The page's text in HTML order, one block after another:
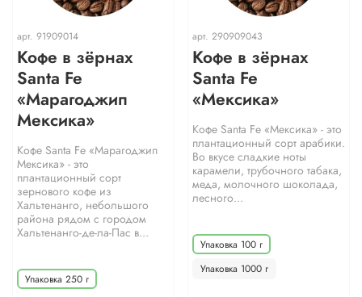
арт. 91909014
Кофе в зёрнах
Santa Fe
«Марагоджип
Мексика»
Кофе Santa Fe «Марагоджип
Мексика» - это
плантационный сорт
зернового кофе из
Хальтенанго, небольшого
района рядом с городом
Хальтенанго-де-ла-Пас в...
Упаковка 250 г
арт. 290909043
Кофе в зёрнах
Santa Fe
«Мексика»
Кофе Santa Fe «Мексика» - это
плантационный сорт арабики.
Во вкусе сладкие ноты
карамели, трубочного табака,
меда, молочного шоколада,
лесного...
Упаковка 100 г
Упаковка 1000 г